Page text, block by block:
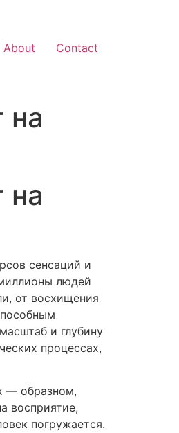
About Contact
на
на
сенсаций и
людей
от восхищения
и глубину
процессах,
— образном,
восприятие,
погружается.